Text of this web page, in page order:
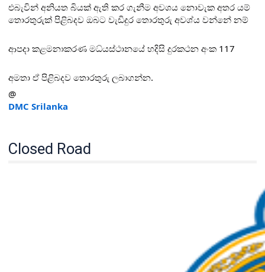
එබැවින් අනියත බියක් ඇති කර ගැනීම අවශය නොවැක අතර යම්
තොරතුරුක් පිළිබදව ඔබට වැඩිදුර තොරතුරු අවශ්ය වන්නේ නම්
ආපදා කළමනාකරණ මධ්යස්ථානයේ හදිසි දුරකථන අංක 117
අමතා ඒ පිළිබදව තොරතුරු ලබාගන්න.
@
DMC Srilanka
Closed Road